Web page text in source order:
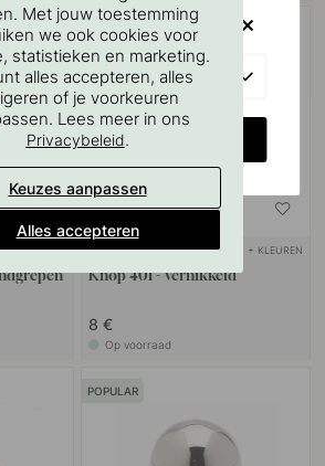
POPULAR
28 + KLEUREN
Knop 401 - Vernikkeld
8 €
Op voorraad
POPULAR
Met jouw toestemming
we ook cookies voor
statistieken en marketing.
alles accepteren, alles
of je voorkeuren
Lees meer in ons
Privacybeleid.
Keuzes aanpassen
Alles accepteren
VISIT?
CHANGE COUNTRY